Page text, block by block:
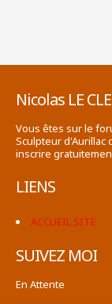
Nicolas LE
Vous êtes sur le
Sculpteur d'Aurillac
inscrire
LIENS
ACCUEIL SITE
SUIVEZ MOI
En Attente